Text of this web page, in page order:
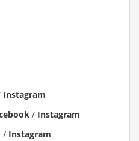
Instagram
/ Instagram
/ Instagram